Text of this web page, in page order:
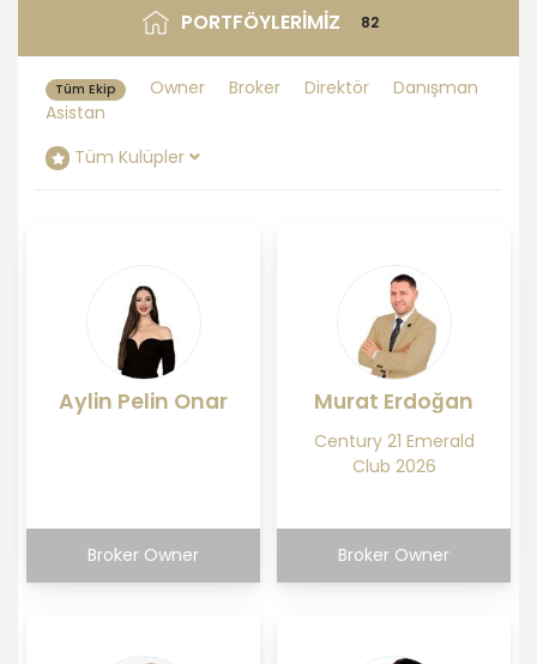
Portföylerimiz
PORTFÖYLERİMİZ 82
Tüm Ekip Owner Broker Direktör
Danışman
Asistan
Tüm Kulüpler
Aylin Pelin Onar
Broker Owner
Murat Erdoğan
Century 21 Emerald
Club 2026
Broker Owner